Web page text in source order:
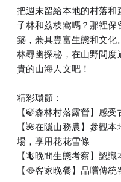
把週末留給本地的村落
子林和荔枝窩嗎？那裡
築，兼具豐富生態和文
林尋幽探秘，在山野間
貴的山海人文吧！
精彩環節：
【🍃森林村落露營】感
【🌺在隱山務農】參觀
場，享用花花雪條
【🦎晚間生態考察】認
【🥘客家晚餐】品嚐傳